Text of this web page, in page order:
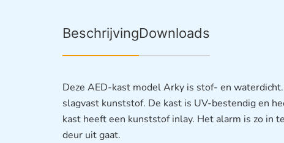
BeschrijvingDownloads
Deze AED-kast model Arky is stof- en
slagvast kunststof. De kast is UV-bestendig en
kast heeft een kunststof inlay. Het alarm is zo in
deur uit gaat.